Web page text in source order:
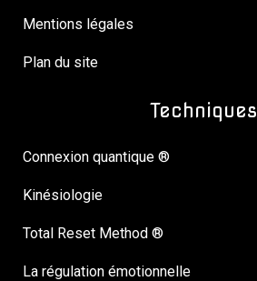
Mentions légales
Plan du site
Techniques
Connexion quantique ®
Kinésiologie
Total Reset Method ®
La régulation émotionnelle